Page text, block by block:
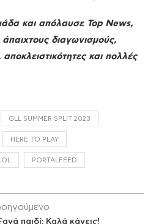
και απόλαυσε Top News,
άπαιχτους διαγωνισμούς,
και πολλές
GLL SUMMER SPLIT 2023
HERE TO PLAY
LOL PORTALFEED
παιδί; Καλά κάνεις!